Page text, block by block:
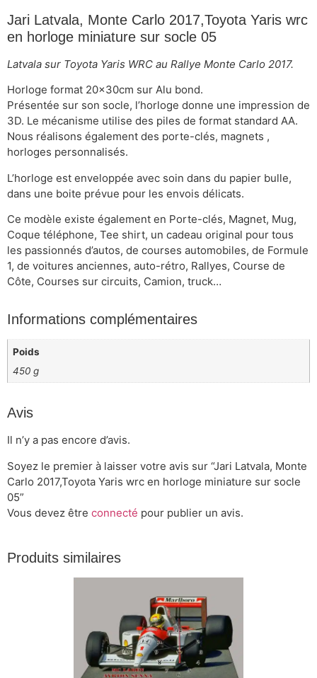
Jari Latvala, Monte Carlo 2017,Toyota Yaris wrc
en horloge miniature sur socle 05
Latvala sur Toyota Yaris WRC au Rallye Monte Carlo 2017.
Horloge format 20x30cm sur Alu bond.
Présentée sur son socle, l’horloge donne une impression de
3D. Le mécanisme utilise des piles de format standard AA.
Nous réalisons également des porte-clés, magnets ,
horloges personnalisés.
L’horloge est enveloppée avec soin dans du papier bulle,
dans une boite prévue pour les envois délicats.
Ce modèle existe également en Porte-clés, Magnet, Mug,
Coque téléphone, Tee shirt, un cadeau original pour tous
les passionnés d’autos, de courses automobiles, de Formule
1, de voitures anciennes, auto-rétro, Rallyes, Course de
Côte, Courses sur circuits, Camion, truck…
Informations complémentaires
Poids
450 g
Avis
Il n’y a pas encore d’avis.
Soyez le premier à laisser votre avis sur “Jari Latvala, Monte
Carlo 2017,Toyota Yaris wrc en horloge miniature sur socle
05”
Vous devez être connecté pour publier un avis.
Produits similaires